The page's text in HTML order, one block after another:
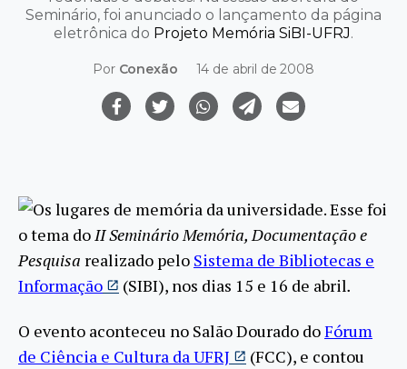
Seminário, foi anunciado o lançamento da página
eletrônica do Projeto Memória SiBI-UFRJ.
Por Conexão 14 de abril de 2008
Os lugares de memória da universidade. Esse foi
o tema doII Seminário Memória, Documentação e
Pesquisa realizado pelo Sistema de Bibliotecas e
Informação
(SIBI), nos dias 15 e 16 de abril.
O evento aconteceu no Salão Dourado doFórum
de Ciência e Cultura da UFRJ
(FCC), e contou